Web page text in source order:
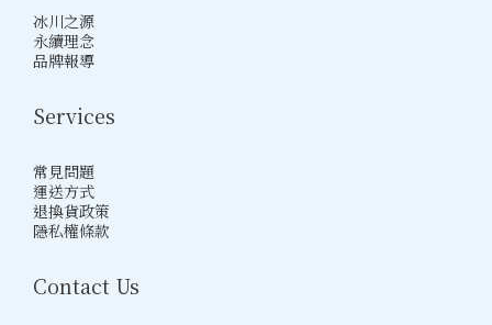
冰川之源
永續理念
品牌報導
Services
常見問題
運送方式
退換貨政策
隱私權條款
Contact Us